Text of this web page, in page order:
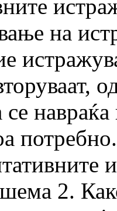
на
се
потребно.
шема 2.